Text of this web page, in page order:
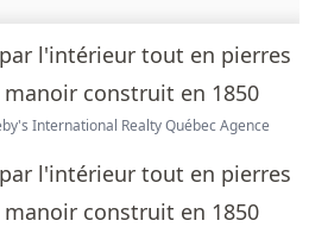
International Realty Québec Agence